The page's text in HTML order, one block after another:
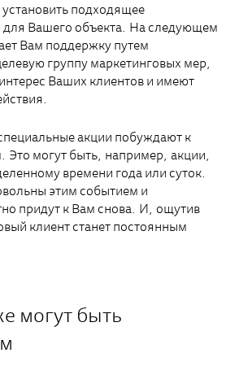
подходящее
для Вашего объекта. На следующем
Вам поддержку путем
группу маркетинговых мер,
Ваших клиентов и имеют
акции побуждают к
Это могут быть, например, акции,
времени года или суток.
этим событием и
придут к Вам снова. И, ощутив
клиент станет постоянным
могут быть